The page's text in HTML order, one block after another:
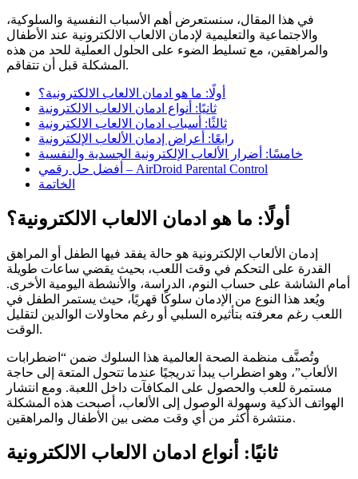
في هذا المقال، سنستعرض أهم الأسباب النفسية والسلوكية،
والاجتماعية والتعليمية لإدمان الالعاب الالكترونية عند الأطفال
والمراهقين، مع تسليط الضوء على الحلول العملية للحد من هذه
المشكلة قبل أن تتفاقم.
أولًا: ما هو ادمان الالعاب الالكترونية؟
ثانيًا: أنواع ادمان الالعاب الالكترونية
ثالثًا: أسباب ادمان الالعاب الالكترونية
رابعًا: أعراض إدمان الألعاب الإلكترونية
خامسًا: أضرار الألعاب الإلكترونية الجسدية والنفسية
أفضل حل رقمي – AirDroid Parental Control
الخاتمة
أولًا: ما هو ادمان الالعاب الالكترونية؟
إدمان الألعاب الإلكترونية هو حالة يفقد فيها الطفل أو المراهق
القدرة على التحكم في وقت اللعب، بحيث يقضي ساعات طويلة
أمام الشاشة على حساب النوم، الدراسة، والأنشطة اليومية الأخرى.
ويُعد هذا النوع من الإدمان سلوكًا قهريًا، حيث يستمر الطفل في
اللعب رغم معرفته بتأثيره السلبي أو رغم محاولات الوالدين لتقليل
الوقت.
وتُصنَّف منظمة الصحة العالمية هذا السلوك ضمن “اضطرابات
الألعاب”، وهو اضطراب يبدأ تدريجيًا عندما تتحول المتعة إلى حاجة
مستمرة للعب والحصول على المكافآت داخل اللعبة. ومع انتشار
الهواتف الذكية وسهولة الوصول إلى الألعاب، أصبحت هذه المشكلة
منتشرة أكثر من أي وقت مضى بين الأطفال والمراهقين.
ثانيًا: أنواع ادمان الالعاب الالكترونية